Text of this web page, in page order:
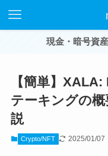
現金・暗号資
【簡単】
テーキングの
説
Crypto/NFT 2025/01/07